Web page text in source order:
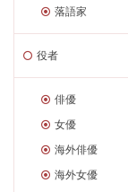
落語家
役者
俳優
女優
海外俳優
海外女優